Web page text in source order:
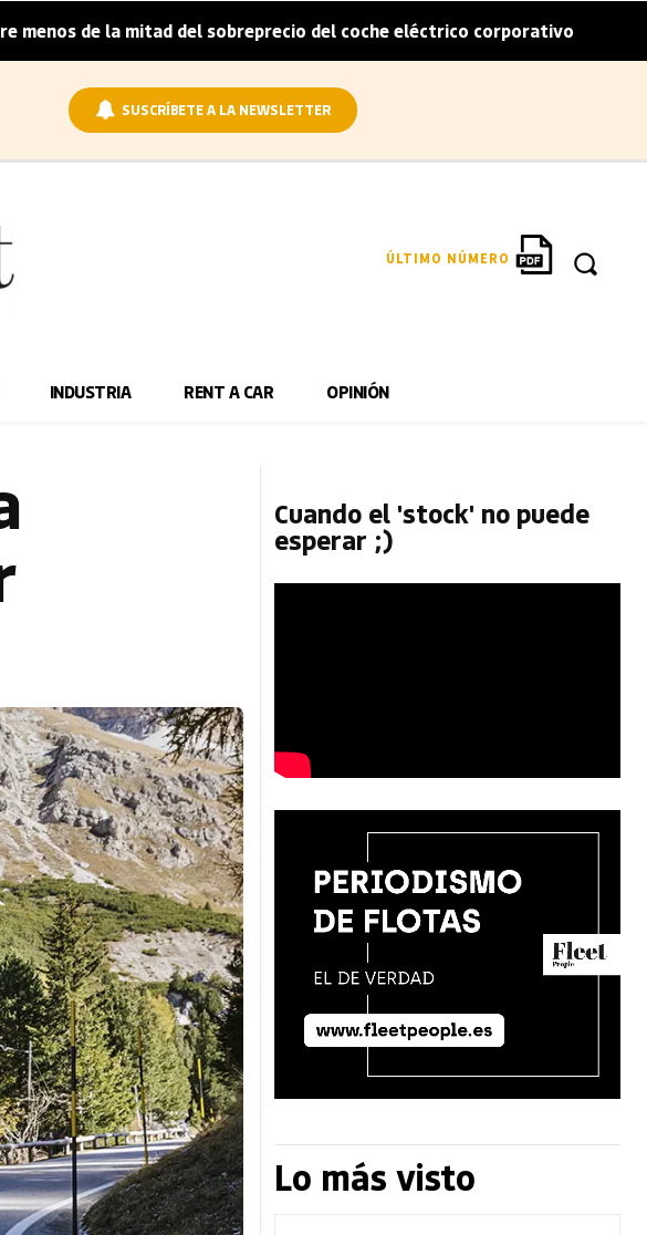
la mitad del sobreprecio del coche eléctrico corporativo | Arval
SUSCRÍBETE A LA NEWSLETTER
ÚLTIMO NÚMERO
INDUSTRIA RENT A CAR OPINIÓN
Cuando el 'stock' no puede
esperar ;)
Lo más visto